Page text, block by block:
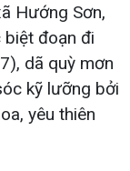
Hướng Sơn,
đoạn đi
dã quỳ mơn
kỹ lưỡng bởi
yêu thiên